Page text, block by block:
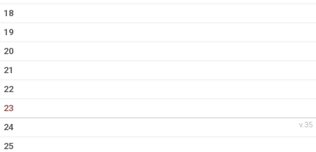
18
19
20
21
22
23
v.35
24
25